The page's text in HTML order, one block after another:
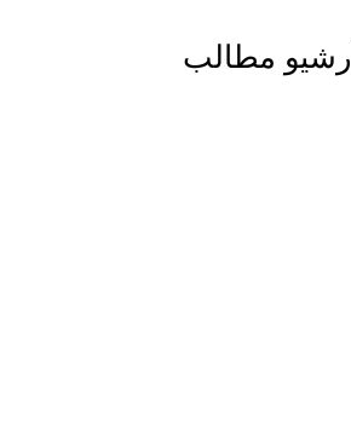
آرشیو مطالب